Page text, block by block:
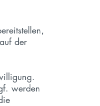
der
werden